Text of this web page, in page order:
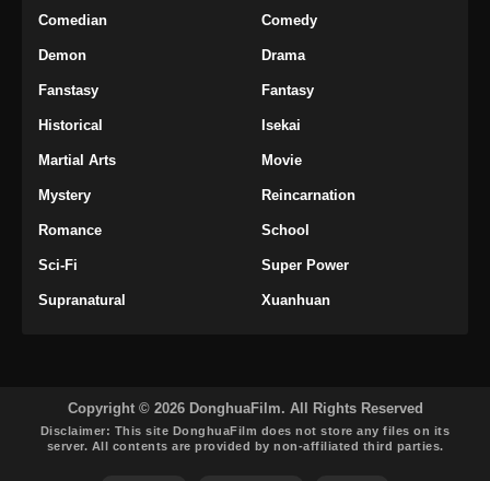
174 Subtitle Indonesia
Eps 174 - 100.000 Years of Refining Qi
175 Subtitle Indonesia
Eps 175 - 100.000 Years of Refining Qi
Episode 175 Subtitle Indonesia - Oktober 15,
100.000 Years of Refining Qi Episode
100.000 Years of Refining Qi Episode
Comedian Comedy
Demon Drama
Fanstasy Fantasy
Historical Isekai
Martial Arts Movie
Mystery Reincarnation
Romance School
Sci-Fi Super Power
Supranatural Xuanhuan
Copyright © 2026 DonghuaFilm. All Rights Reserved
Disclaimer: This site DonghuaFilm does not store any files on its
server. All contents are provided by non-affiliated third parties.